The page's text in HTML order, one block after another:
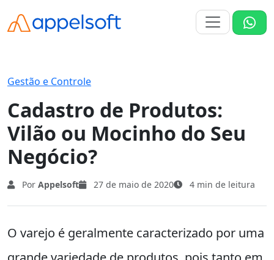
Gestão e Controle
Cadastro de Produtos:
Vilão ou Mocinho do Seu
Negócio?
Por Appelsoft 27 de maio de 2020 4 min de leitura
O varejo é geralmente caracterizado por uma